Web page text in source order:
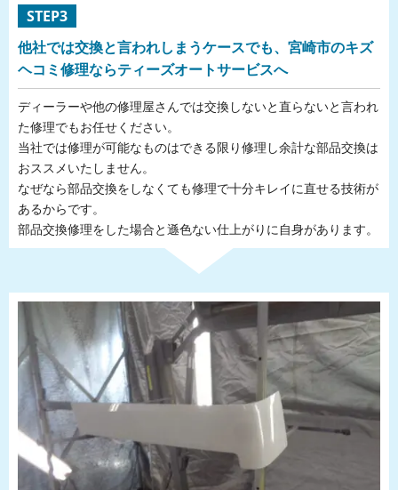
STEP3
他社では交換と言われしまうケースでも、宮崎市のキズ
ヘコミ修理ならティーズオートサービスへ
ディーラーや他の修理屋さんでは交換しないと直らないと言われ
た修理でもお任せください。
当社では修理が可能なものはできる限り修理し余計な部品交換は
おススメいたしません。
なぜなら部品交換をしなくても修理で十分キレイに直せる技術が
あるからです。
部品交換修理をした場合と遜色ない仕上がりに自身があります。